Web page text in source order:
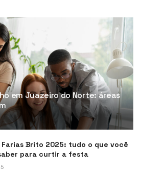
em Juazeiro do Norte: áreas
Farias Brito 2025: tudo o que você
para curtir a festa